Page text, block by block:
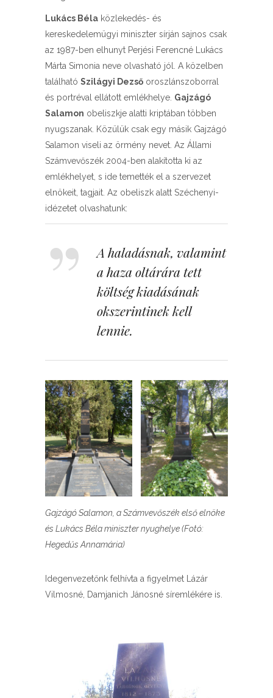
Lukács Béla közlekedés- és
kereskedelemügyi miniszter sírján sajnos csak
az 1987-ben elhunyt Perjési Ferencné Lukács
Márta Simonia neve olvasható jól. A közelben
található Szilágyi Dezső oroszlánszoborral
és portréval ellátott emlékhelye. Gajzágó
Salamon obeliszkje alatti kriptában többen
nyugszanak. Közülük csak egy másik Gajzágó
Salamon viseli az örmény nevet. Az Állami
Számvevőszék 2004-ben alakította ki az
emlékhelyet, s ide temették el a szervezet
elnökeit, tagjait. Az obeliszk alatt Széchenyi-
idézetet olvashatunk:
A haladásnak, valamint
a haza oltárára tett
költség kiadásának
okszerintinek kell
lennie.
Gajzágó Salamon, a Számvevőszék első elnöke
és Lukács Béla miniszter nyughelye (Fotó:
Hegedűs Annamária)
Idegenvezetőnk felhívta a figyelmet Lázár
Vilmosné, Damjanich Jánosné síremlékére is.